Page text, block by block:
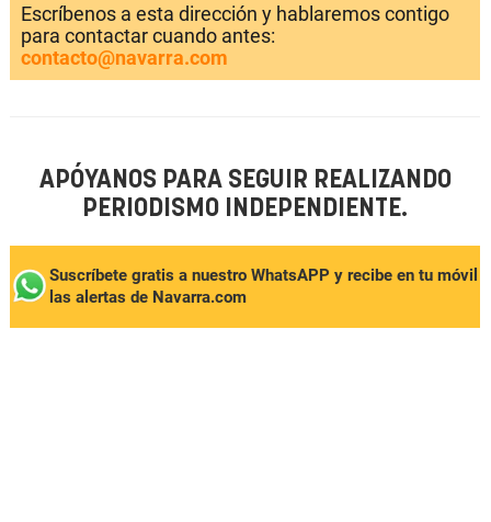
Escríbenos a esta dirección y hablaremos contigo
para contactar cuando antes:
contacto@navarra.com
APÓYANOS PARA SEGUIR REALIZANDO
PERIODISMO INDEPENDIENTE.
Suscríbete gratis a nuestro WhatsAPP y recibe en tu móvil
las alertas de Navarra.com